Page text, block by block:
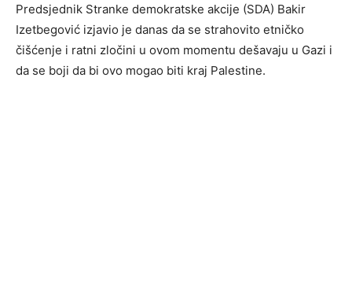
Predsjednik Stranke demokratske akcije (SDA) Bakir
Izetbegović izjavio je danas da se strahovito etničko
čišćenje i ratni zločini u ovom momentu dešavaju u Gazi i
da se boji da bi ovo mogao biti kraj Palestine.